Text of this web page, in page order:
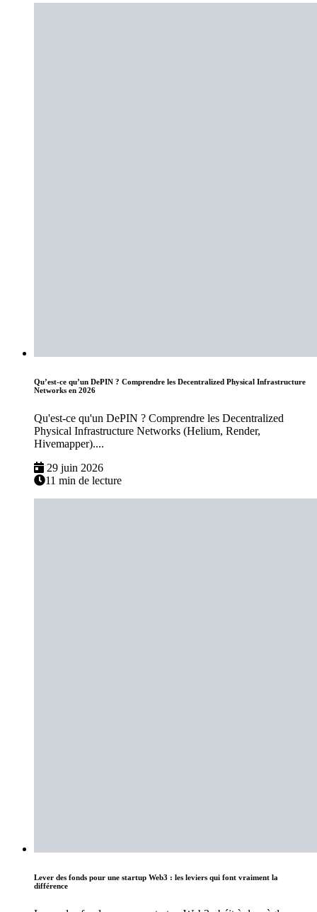
Qu’est-ce qu’un DePIN ? Comprendre les Decentralized Physical Infrastructure
Networks en 2026
Qu'est-ce qu'un DePIN ? Comprendre les Decentralized
Physical Infrastructure Networks (Helium, Render,
Hivemapper)....
29 juin 2026
11 min de lecture
Lever des fonds pour une startup Web3 : les leviers qui font vraiment la
différence